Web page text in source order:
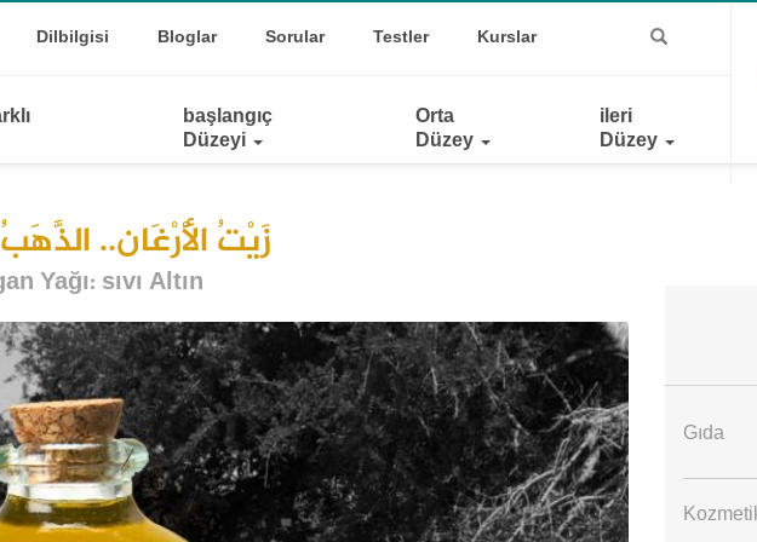
Dropdown
Top
Dilbilgisi Bloglar Sorular Testler Kurslar
başlangıç
Düzeyi
Orta
Düzey
ileri
Düzey
زَيْتُ الْأَرْغَان..
Yağı: sıvı Altın
Gıda